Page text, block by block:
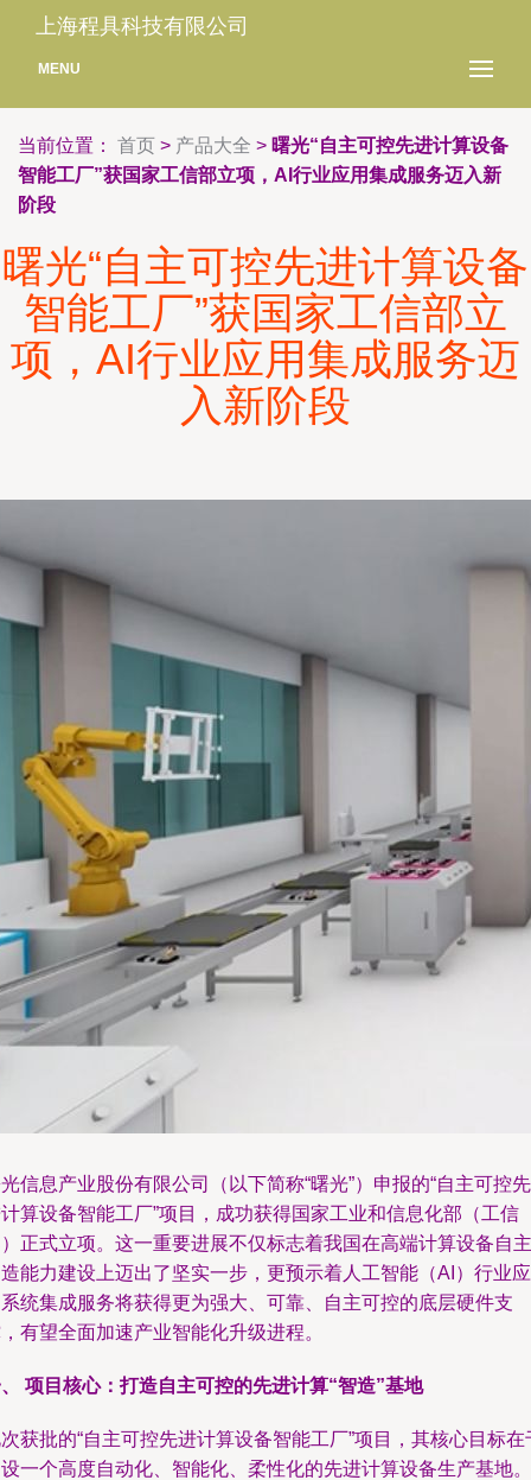
上海程具科技有限公司
MENU
当前位置： 首页 > 产品大全 > 曙光“自主可控先进计算设备
智能工厂”获国家工信部立项，AI行业应用集成服务迈入新
阶段
曙光“自主可控先进计算设备
智能工厂”获国家工信部立
项，AI行业应用集成服务迈
入新阶段
信息产业股份有限公司（以下简称“曙光”）申报的“自主可控先
算设备智能工厂”项目，成功获得国家工业和信息化部（工信
正式立项。这一重要进展不仅标志着我国在高端计算设备自主
能力建设上迈出了坚实一步，更预示着人工智能（AI）行业应
统集成服务将获得更为强大、可靠、自主可控的底层硬件支
有望全面加速产业智能化升级进程。
项目核心：打造自主可控的先进计算“智造”基地
获批的“自主可控先进计算设备智能工厂”项目，其核心目标在
一个高度自动化、智能化、柔性化的先进计算设备生产基地。